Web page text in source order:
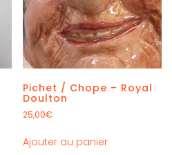
Pichet / Chope – Royal
Doulton
25,00€
Ajouter au panier